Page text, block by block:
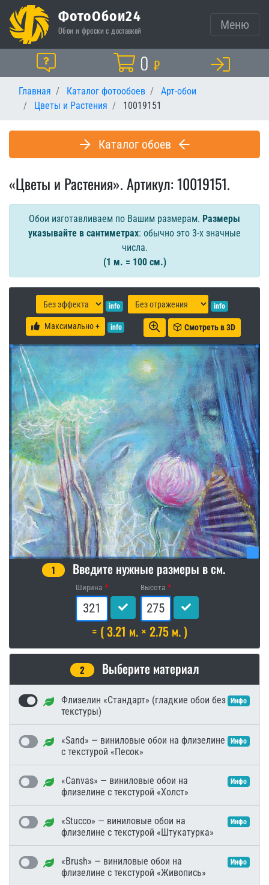
ФотоОбои24
Обои и фрески с доставкой Меню
Помощь Корзина
0 ₽
Главная Каталог фотообоев
Арт-обои
Цветы и Растения
10019151
Каталог обоев
«Цветы и Растения». Артикул: 10019151.
Обои изготавливаем по Вашим размерам. Размеры
указывайте в сантиметрах: обычно это 3-х значные
числа.
(1 м. = 100 см.)
info info
Максимально + info Смотреть в 3D
1 Введите нужные размеры в см.
Ширина Высота
= ( 3.21 м. × 2.75 м. )
2 Выберите материал
Флизелин «Стандарт» (гладкие обои без
текстуры)
Инфо
«Sand» — виниловые обои на флизелине
с текстурой «Песок»
Инфо
«Canvas» — виниловые обои на
флизелине с текстурой «Холст»
Инфо
«Stucco» — виниловые обои на
флизелине с текстурой «Штукатурка»
Инфо
«Brush» — виниловые обои на
флизелине с текстурой «Живопись»
Инфо